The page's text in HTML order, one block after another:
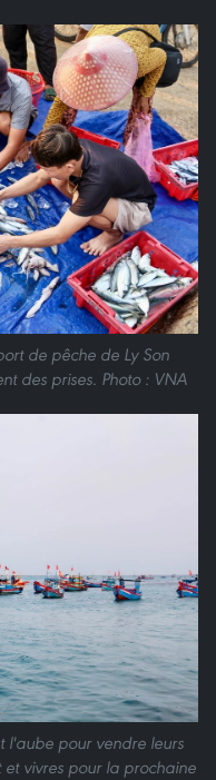
de pêche de Ly Son
des prises. Photo : VNA
l'aube pour vendre leurs
vivres pour la prochaine